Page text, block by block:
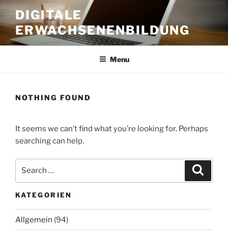
Skip
content
DIGITALE
ERWACHSENENBILDUNG
Menu
NOTHING FOUND
It seems we can’t find what you’re looking for. Perhaps
searching can help.
KATEGORIEN
Allgemein (94)